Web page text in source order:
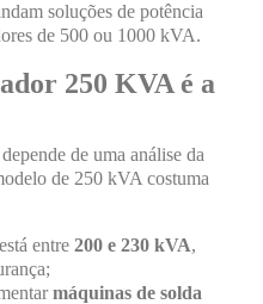
soluções de potência
de 500 ou 1000 kVA.
250 KVA é a
de uma análise da
de 250 kVA costuma
entre 200 e 230 kVA,
máquinas de solda